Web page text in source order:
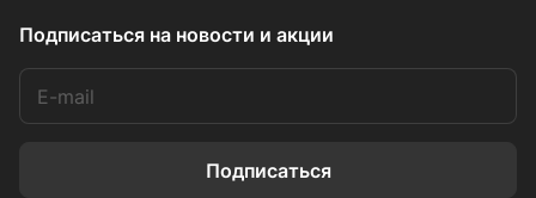
Подписаться на новости и акции
Подписаться